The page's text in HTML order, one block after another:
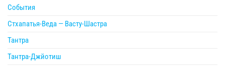
События
Стхапатья-Веда — Васту-Шастра
Тантра
Тантра-Джйотиш